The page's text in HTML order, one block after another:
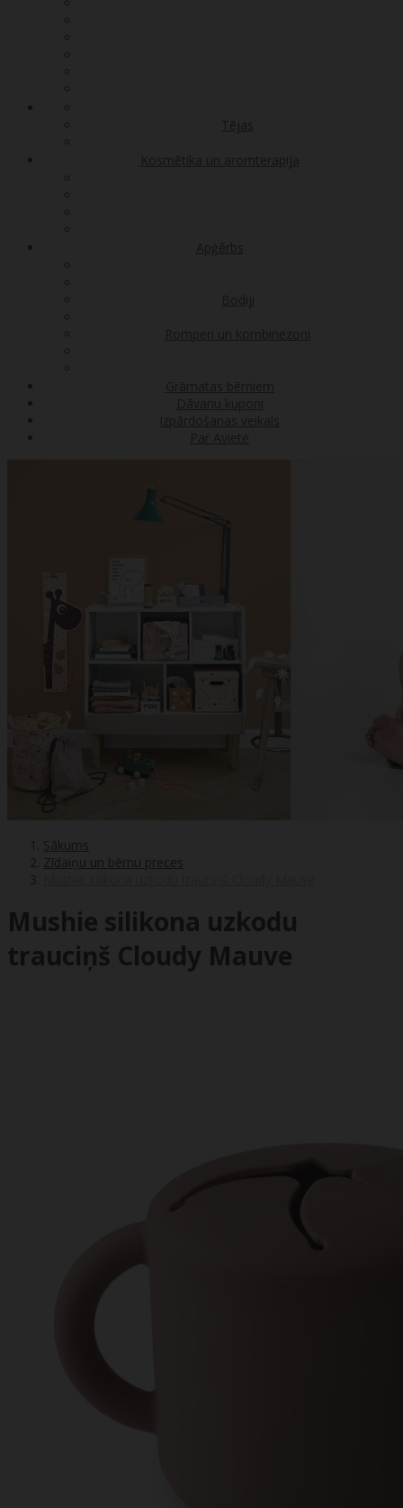
Tējas
Kosmētika un aromterapija
Apģērbs
Bodiji
Romperi un kombinezoni
Grāmatas bērniem
Dāvanu kuponi
Izpārdošanas veikals
Par Avietė
Sākums
Zīdaiņu un bērnu preces
Mushie silikona uzkodu
trauciņš Cloudy Mauve